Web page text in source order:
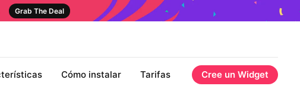
Grab The Deal
Cómo instalar Tarifas Cree un Widget